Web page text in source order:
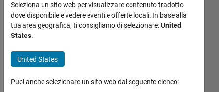
Yasuaki
Tsuruoka
Attivo
Seleziona un sito web per visualizzare contenuto tradotto
dove disponibile e vedere eventi e offerte locali. In base alla
tua area geografica, ti consigliamo di selezionare:United
States.
United States
Puoi anche selezionare un sito web dal seguente elenco: